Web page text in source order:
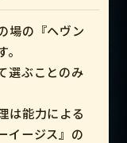
場の『ヘヴン
選ぶことのみ
は能力による
イージス』の